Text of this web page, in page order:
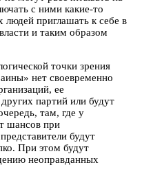
с ними какие-то
приглашать к себе в
и таким образом
точки зрения
нет своевременно
ее
партий или будут
там, где у
шансов при
будут
При этом будут
неоправданных